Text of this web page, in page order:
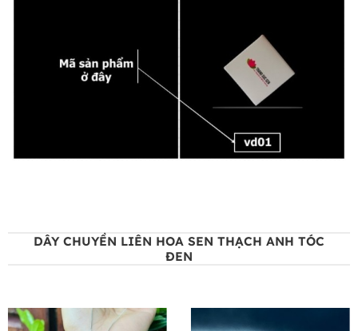
DÂY CHUYỀN LIÊN HOA SEN THẠCH ANH TÓC
ĐEN